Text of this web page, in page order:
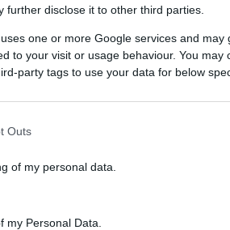
further disclose it to other third parties.
one or more Google services and may
to your visit or usage behaviour. You may
party tags to use your data for below
Outs
of my personal data.
my Personal Data.
Peter Windsor szerint a fiatal
egy esetleges